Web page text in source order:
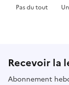
Pas du tout
Recevoir la
Abonnement